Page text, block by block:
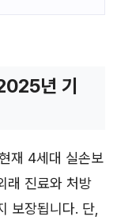
년 기
재 4세대 실손보
래 진료와 처방
보장됩니다. 단,